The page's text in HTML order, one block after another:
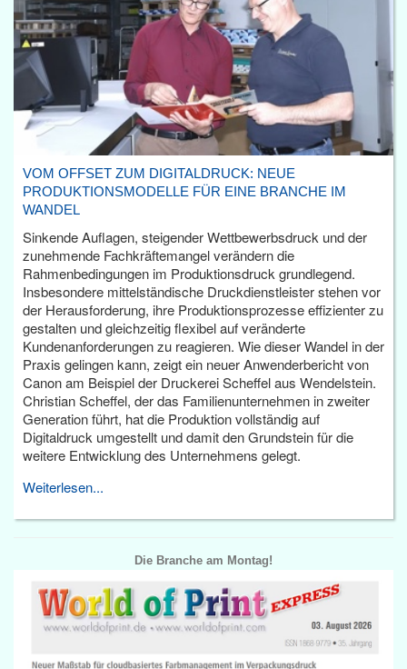
VOM OFFSET ZUM DIGITALDRUCK: NEUE
PRODUKTIONSMODELLE FÜR EINE BRANCHE IM
WANDEL
Sinkende Auflagen, steigender Wettbewerbsdruck und der
zunehmende Fachkräftemangel verändern die
Rahmenbedingungen im Produktionsdruck grundlegend.
Insbesondere mittelständische Druckdienstleister stehen vor
der Herausforderung, ihre Produktionsprozesse effizienter zu
gestalten und gleichzeitig flexibel auf veränderte
Kundenanforderungen zu reagieren. Wie dieser Wandel in der
Praxis gelingen kann, zeigt ein neuer Anwenderbericht von
Canon am Beispiel der Druckerei Scheffel aus Wendelstein.
Christian Scheffel, der das Familienunternehmen in zweiter
Generation führt, hat die Produktion vollständig auf
Digitaldruck umgestellt und damit den Grundstein für die
weitere Entwicklung des Unternehmens gelegt.
Weiterlesen...
Die Branche am Montag!